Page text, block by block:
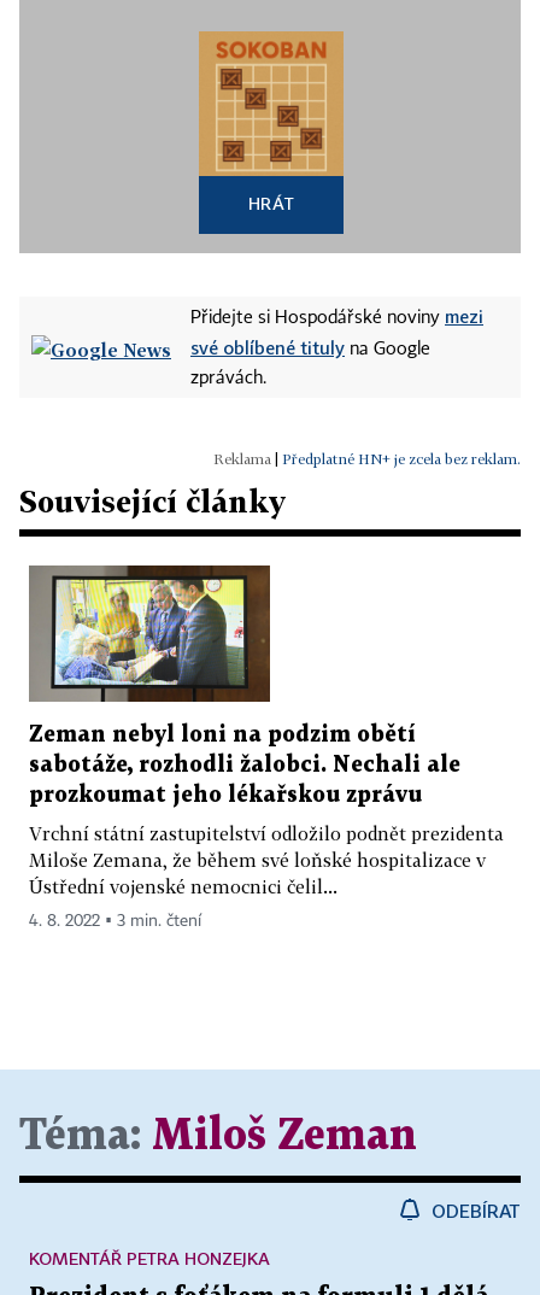
HRÁT
Přidejte si Hospodářské noviny mezi
své oblíbené tituly na Google
zprávách.
Předplatné HN+ je zcela bez reklam.
Související články
Zeman nebyl loni na podzim obětí
sabotáže, rozhodli žalobci. Nechali ale
prozkoumat jeho lékařskou zprávu
Vrchní státní zastupitelství odložilo podnět prezidenta
Miloše Zemana, že během své loňské hospitalizace v
Ústřední vojenské nemocnici čelil...
4. 8. 2022 ▪ 3 min. čtení
Téma: Miloš Zeman
ODEBÍRAT
KOMENTÁŘ PETRA HONZEJKA